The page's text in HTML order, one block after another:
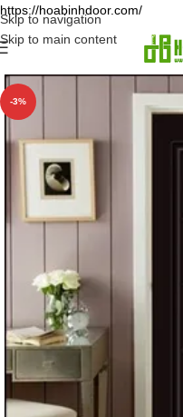
https://hoabinhdoor.com/
Skip to navigation
Skip to main content
-3%